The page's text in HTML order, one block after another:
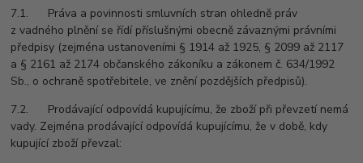
7.1. Práva a povinnosti smluvních stran ohledně práv
z vadného plnění se řídí příslušnými obecně závaznými právními
předpisy (zejména ustanoveními § 1914 až 1925, § 2099 až 2117
a § 2161 až 2174 občanského zákoníku a zákonem č. 634/1992
Sb., o ochraně spotřebitele, ve znění pozdějších předpisů).
7.2. Prodávající odpovídá kupujícímu, že zboží při převzetí nemá
vady. Zejména prodávající odpovídá kupujícímu, že v době, kdy
kupující zboží převzal: